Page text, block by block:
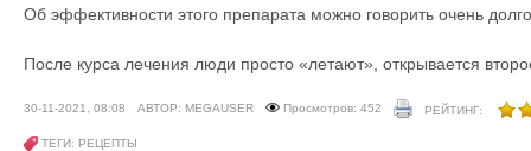
Об эффективности этого препарата можно говорить очень
После курса лечения люди просто «летают», открывается
30-11-2021, 08:08 АВТОР: MEGAUSER Просмотров: 452 РЕЙТИНГ:
ТЕГИ: РЕЦЕПТЫ